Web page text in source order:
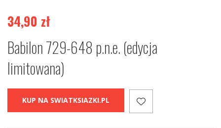
34,90 zł
Babilon 729-648 p.n.e. (edycja
limitowana)
KUP NA SWIATKSIAZKI.PL